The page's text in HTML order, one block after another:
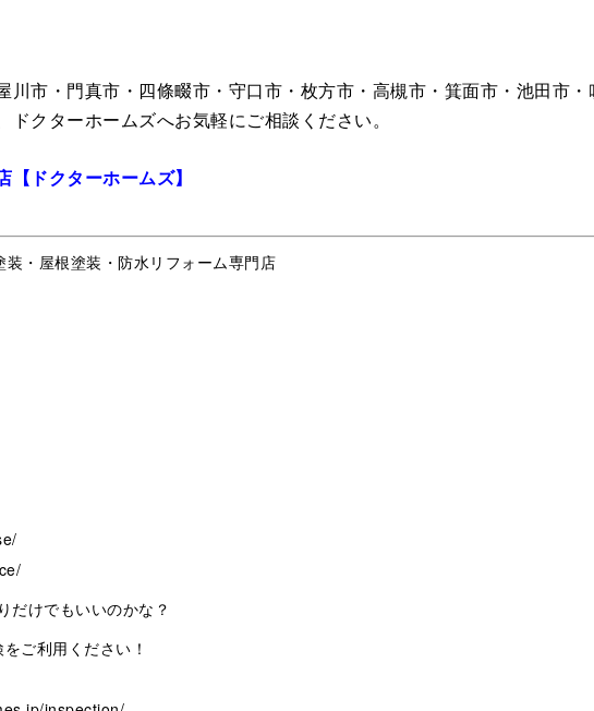
川市・門真市・四條畷市・守口市・枚方市・高槻市・箕面市・池田市・
クターホームズへお気軽にご相談ください。
ドクターホームズ】
・屋根塗装・防水リフォーム専門店
だけでもいいのかな？
ご利用ください！